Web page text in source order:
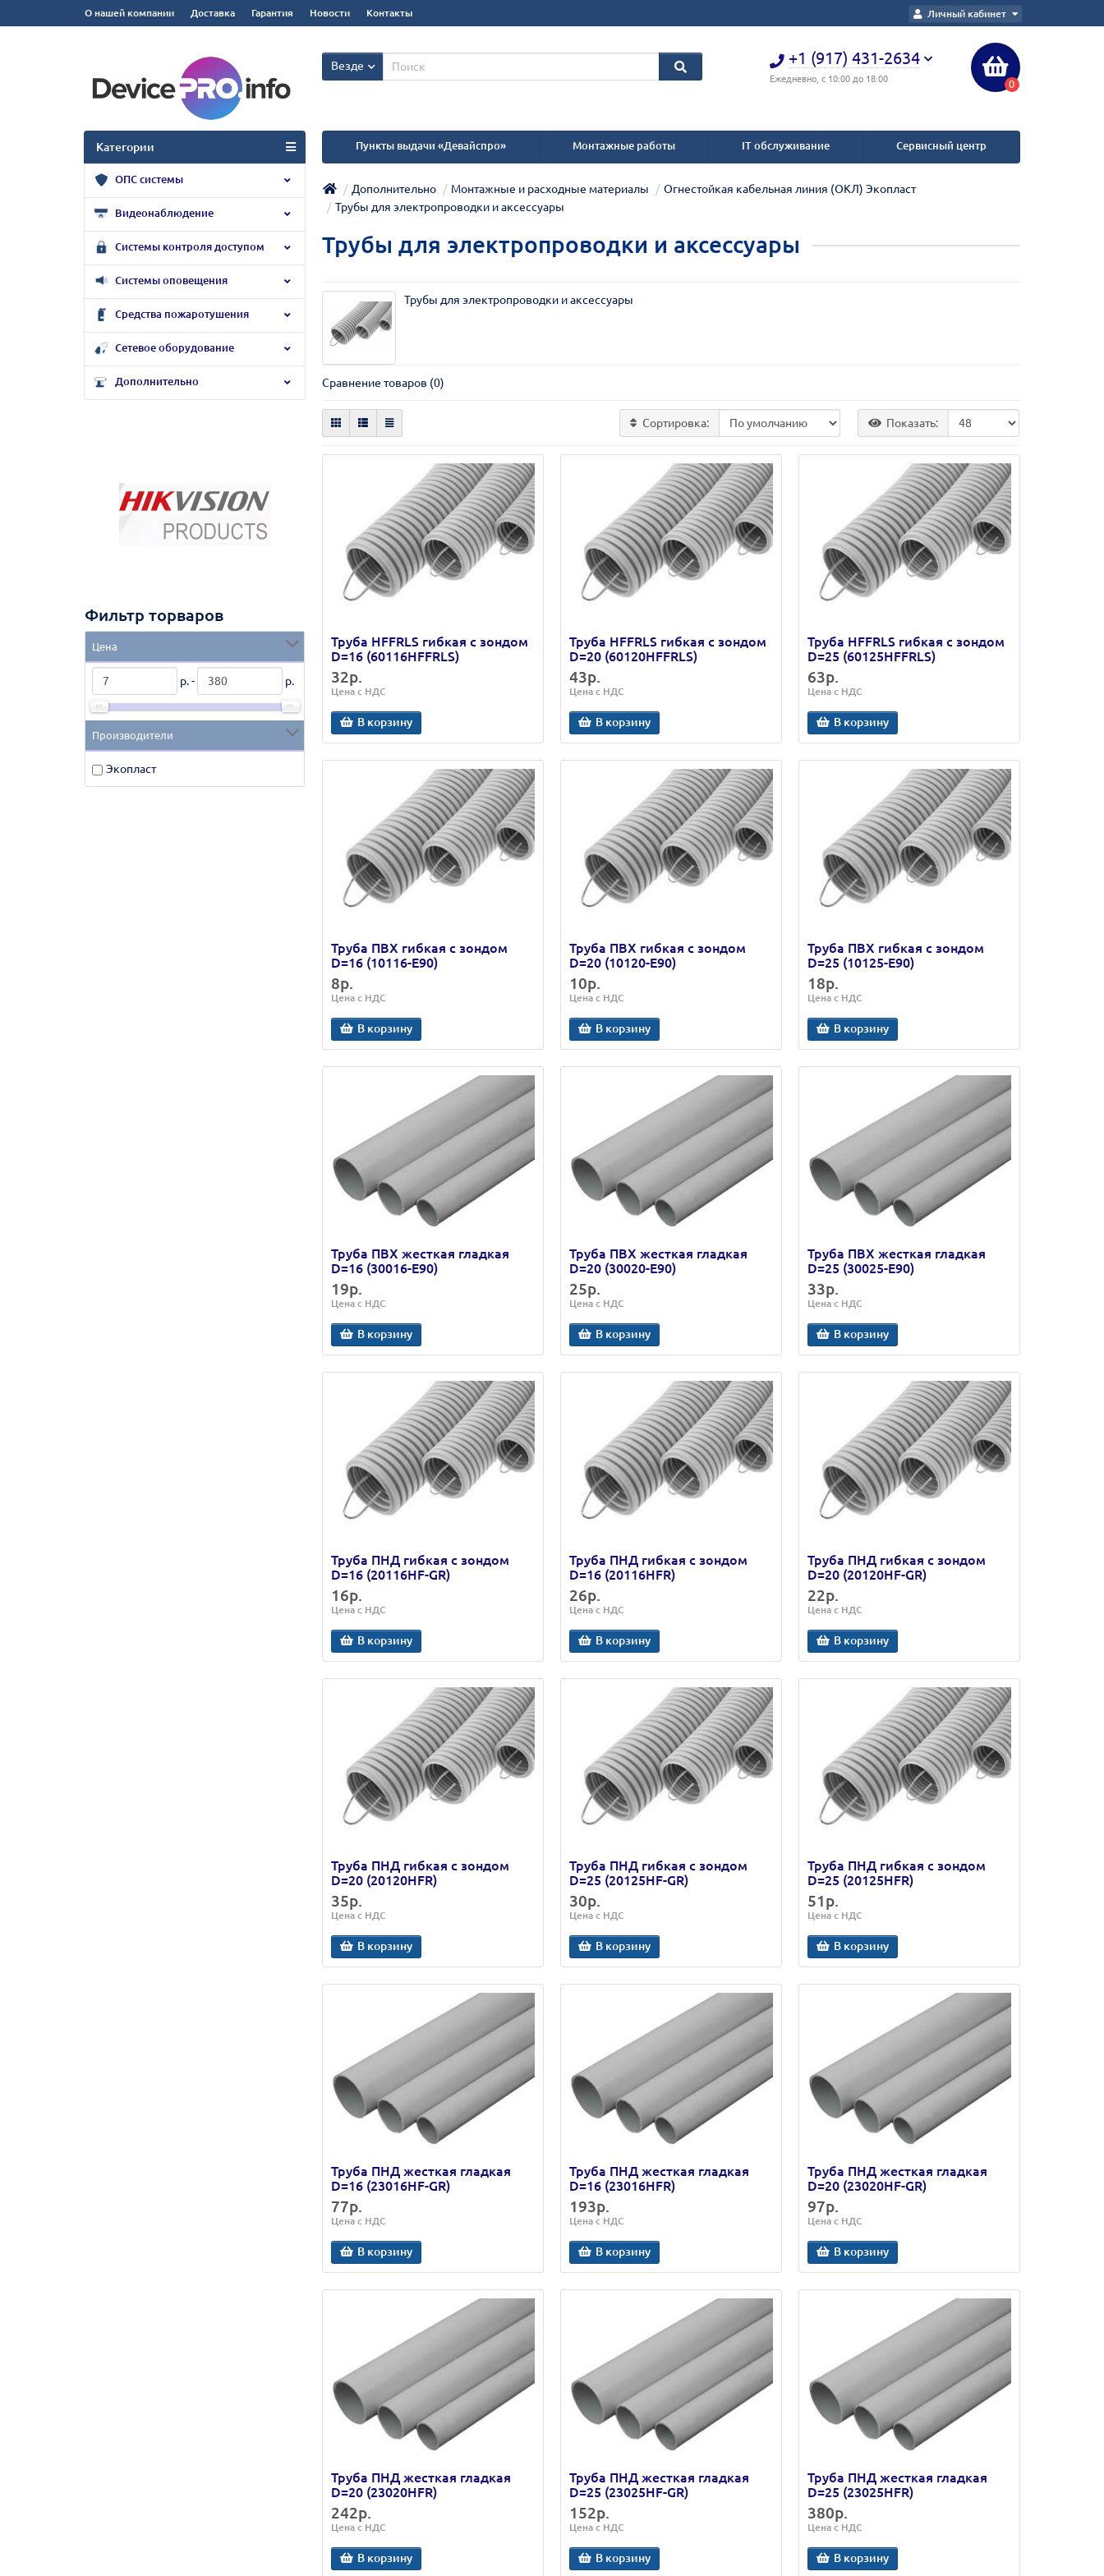
Личный кабинет
О нашей компании Доставка Гарантия Новости Контакты
+1 (917) 431-2634
Ежедневно, с 10:00 до 18:00 0
Везде
Пункты выдачи «Девайспро» Монтажные работы IT обслуживание Сервисный центр
Категории
ОПС системы
Видеонаблюдение
Системы контроля доступом
Системы оповещения
Средства пожаротушения
Сетевое оборудование
Дополнительно
Дополнительно Монтажные и расходные материалы
Огнестойкая кабельная линия (ОКЛ) Экопласт
Трубы для электропроводки и аксессуары
Фильтр торваров
Цена
р. - р.
Производители
Экопласт
Трубы для электропроводки и аксессуары
Трубы для электропроводки и аксессуары
Сравнение товаров (0)
Сортировка: Показать:
Труба HFFRLS гибкая с зондом
D=16 (60116HFFRLS)
32р.
Цена с НДС
В корзину
Труба HFFRLS гибкая с зондом
D=20 (60120HFFRLS)
43р.
Цена с НДС
В корзину
Труба HFFRLS гибкая с зондом
D=25 (60125HFFRLS)
63р.
Цена с НДС
В корзину
Труба ПВХ гибкая с зондом
D=16 (10116-E90)
8р.
Цена с НДС
В корзину
Труба ПВХ гибкая с зондом
D=20 (10120-E90)
10р.
Цена с НДС
В корзину
Труба ПВХ гибкая с зондом
D=25 (10125-E90)
18р.
Цена с НДС
В корзину
Труба ПВХ жесткая гладкая
D=16 (30016-E90)
19р.
Цена с НДС
В корзину
Труба ПВХ жесткая гладкая
D=20 (30020-E90)
25р.
Цена с НДС
В корзину
Труба ПВХ жесткая гладкая
D=25 (30025-E90)
33р.
Цена с НДС
В корзину
Труба ПНД гибкая с зондом
D=16 (20116HF-GR)
16р.
Цена с НДС
В корзину
Труба ПНД гибкая с зондом
D=16 (20116HFR)
26р.
Цена с НДС
В корзину
Труба ПНД гибкая с зондом
D=20 (20120HF-GR)
22р.
Цена с НДС
В корзину
Труба ПНД гибкая с зондом
D=20 (20120HFR)
35р.
Цена с НДС
В корзину
Труба ПНД гибкая с зондом
D=25 (20125HF-GR)
30р.
Цена с НДС
В корзину
Труба ПНД гибкая с зондом
D=25 (20125HFR)
51р.
Цена с НДС
В корзину
Труба ПНД жесткая гладкая
D=16 (23016HF-GR)
77р.
Цена с НДС
В корзину
Труба ПНД жесткая гладкая
D=16 (23016HFR)
193р.
Цена с НДС
В корзину
Труба ПНД жесткая гладкая
D=20 (23020HF-GR)
97р.
Цена с НДС
В корзину
Труба ПНД жесткая гладкая
D=20 (23020HFR)
242р.
Цена с НДС
В корзину
Труба ПНД жесткая гладкая
D=25 (23025HF-GR)
152р.
Цена с НДС
В корзину
Труба ПНД жесткая гладкая
D=25 (23025HFR)
380р.
Цена с НДС
В корзину